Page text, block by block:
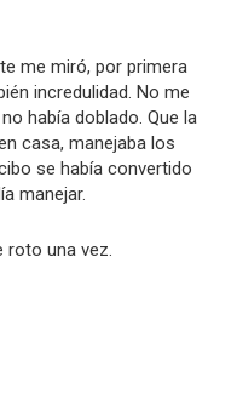
me miró, por primera
incredulidad. No me
había doblado. Que la
casa, manejaba los
se había convertido
manejar.
roto una vez.